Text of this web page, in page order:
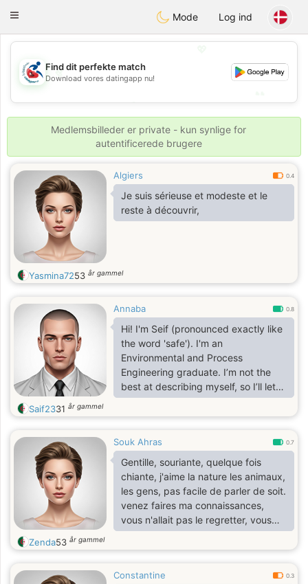
Handi Space
Toggle
Mode Log ind
💖
💕
Find dit perfekte match
Download vores datingapp nu!
Medlemsbilleder er private - kun synlige for
autentificerede brugere
Algiers 0.4
Je suis sérieuse et modeste et le
reste à découvrir,
Yasmina7253 år gammel
Annaba 0.8
Hi! I'm Seif (pronounced exactly like
the word 'safe'). I'm an
Environmental and Process
Engineering graduate. I’m not the
best at describing myself, so I’ll let
you discover who I am on your own
because the best things in life
Saif2331 år gammel
Souk Ahras 0.7
Gentille, souriante, quelque fois
chiante, j'aime la nature les animaux,
les gens, pas facile de parler de soit.
venez faires ma connaissances,
vous n'allait pas le regretter, vous
avez rien à perdre
Zenda53 år gammel
Constantine 0.3